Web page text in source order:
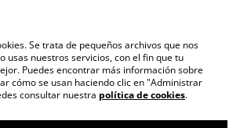
Cookies
Blogs
Se trata de pequeños archivos que nos
usas nuestros servicios, con el fin que tu
Puedes encontrar más información sobre
cómo se usan haciendo clic en "Administrar
consultar nuestra política de cookies.